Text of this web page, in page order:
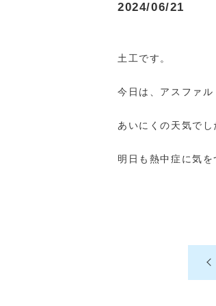
2024/06/21
土工です。
今日は、アスファル
あいにくの天気で
明日も熱中症に気を